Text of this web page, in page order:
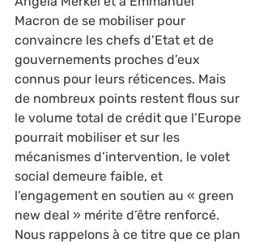
Macron de se mobiliser pour
convaincre les chefs d’Etat et de
gouvernements proches d’eux
connus pour leurs réticences. Mais
de nombreux points restent flous sur
le volume total de crédit que l’Europe
pourrait mobiliser et sur les
mécanismes d’intervention, le volet
social demeure faible, et
l’engagement en soutien au « green
new deal » mérite d’être renforcé.
Nous rappelons à ce titre que ce plan